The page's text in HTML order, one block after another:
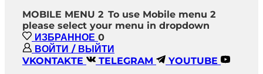
MOBILE MENU 2 To use Mobile menu 2
please select your menu in dropdown
ИЗБРАННОЕ 0
ВОЙТИ / ВЫЙТИ
VKONTAKTE
TELEGRAM YOUTUBE